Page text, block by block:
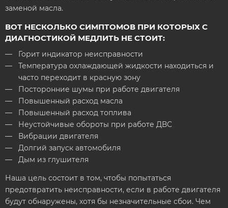
заменой масла.
ВОТ НЕСКОЛЬКО СИМПТОМОВ ПРИ КОТОРЫХ С
ДИАГНОСТИКОЙ МЕДЛИТЬ НЕ СТОИТ:
Горит индикатор неисправности
Температура охлаждающей жидкости находиться и
часто переходит в красную зону
Посторонние шумы при работе двигателя
Повышенный расход масла
Повышенный расход топлива
Неустойчивые обороты при работе ДВС
Вибрации двигателя
Долгий запуск автомобиля
Дым из глушителя
Наша цель состоит в том, чтобы попытаться
предотвратить неисправности, если в работе двигателя
будут обнаружены, хотя бы незначительные сбои. Чем